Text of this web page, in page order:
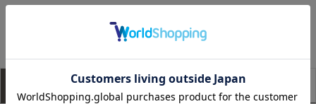
アイテム説明 サイズ詳細 購入レビュー